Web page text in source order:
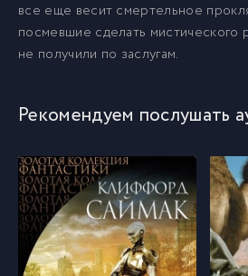
8 008
11 011
12 012
все еще весит смертельное
посмевшие сделать мистического
не получили по заслугам.
Рекомендуем послушать